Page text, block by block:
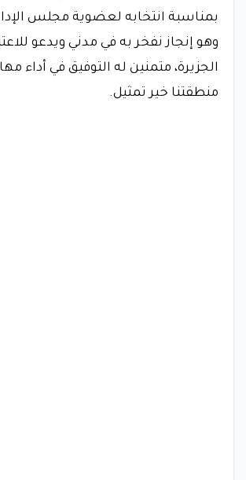
بمناسبة انتخابه لعضوية مجلس
وهو إنجاز نفخر به في مدني ويدعو
الجزيرة، متمنين له التوفيق في أداء
منطقتنا خير تمثيل.